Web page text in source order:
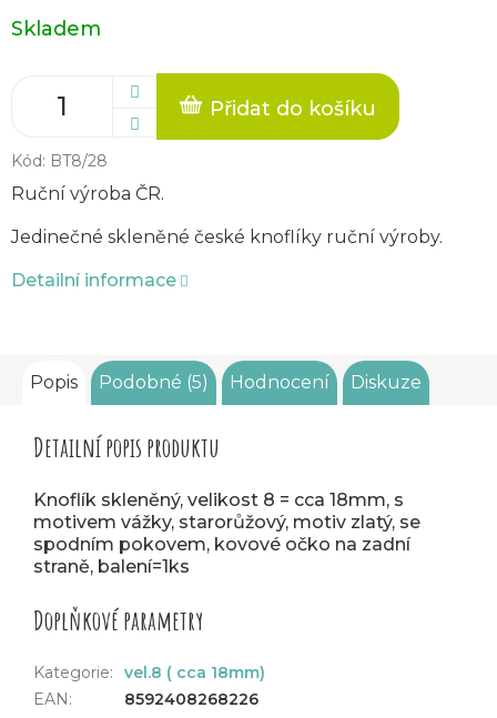
Měrná
cena:
Skladem
Přidat do košíku
Kód: BT8/28
Ruční výroba ČR.
Jedinečné skleněné české knoflíky ruční výroby.
Detailní informace
Popis Podobné (5) Hodnocení Diskuze
Detailní popis produktu
Knoflík skleněný, velikost 8 = cca 18mm, s
motivem vážky, starorůžový, motiv zlatý, se
spodním pokovem, kovové očko na zadní
straně, balení=1ks
Doplňkové parametry
Kategorie:
vel.8 ( cca 18mm)
EAN: 8592408268226